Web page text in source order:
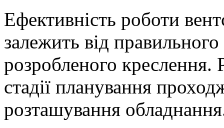
Ефективність роботи
залежить від
розробленого креслення.
стадії планування
розташування